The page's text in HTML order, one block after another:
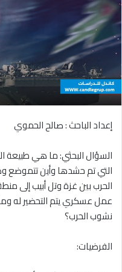
إعداد الباحث : صالح الحموي
السؤال البحثي: ما هي طبيعة
التي تم حشدها وأين
الحرب بين غزة وتل أبيب إلى
عمل عسكري يتم التحضير له
نشوب الحرب؟
الفرضيات: